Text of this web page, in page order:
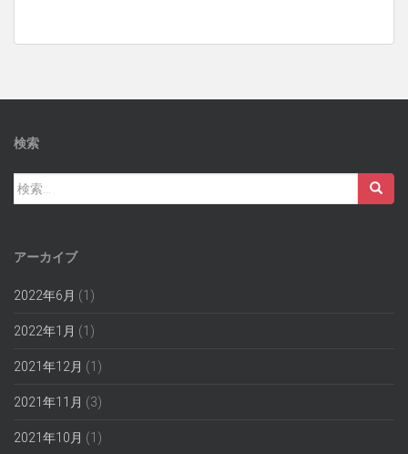
検索
検
索:
アーカイブ
2022年6月 (1)
2022年1月 (1)
2021年12月 (1)
2021年11月 (3)
2021年10月 (1)